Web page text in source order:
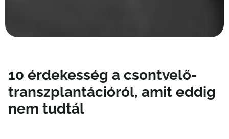
10 érdekesség a csontvelő-
transzplantációról, amit eddig
nem tudtál